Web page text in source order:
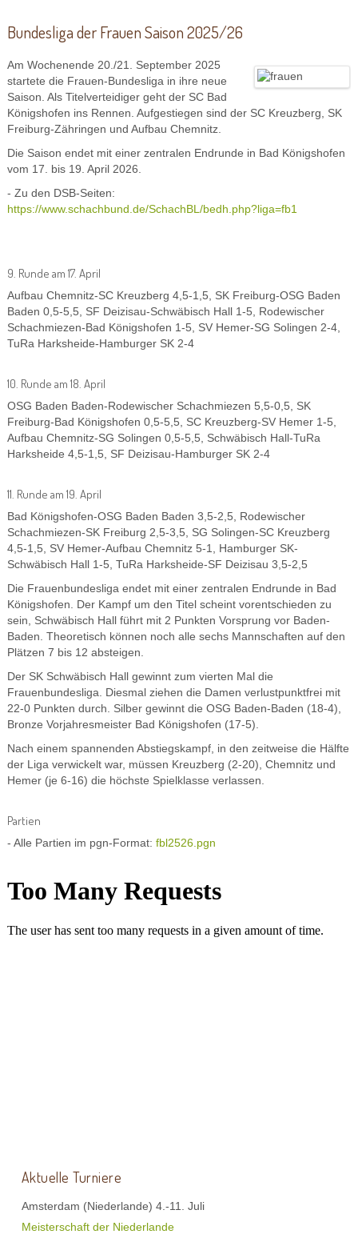
Bundesliga der Frauen Saison 2025/26
Am Wochenende 20./21. September 2025
startete die Frauen-Bundesliga in ihre neue
Saison. Als Titelverteidiger geht der SC Bad
Königshofen ins Rennen. Aufgestiegen sind der SC Kreuzberg, SK
Freiburg-Zähringen und Aufbau Chemnitz.
Die Saison endet mit einer zentralen Endrunde in Bad Königshofen
vom 17. bis 19. April 2026.
- Zu den DSB-Seiten:
https://www.schachbund.de/SchachBL/bedh.php?liga=fb1
9. Runde am 17. April
Aufbau Chemnitz-SC Kreuzberg 4,5-1,5, SK Freiburg-OSG Baden
Baden 0,5-5,5, SF Deizisau-Schwäbisch Hall 1-5, Rodewischer
Schachmiezen-Bad Königshofen 1-5, SV Hemer-SG Solingen 2-4,
TuRa Harksheide-Hamburger SK 2-4
10. Runde am 18. April
OSG Baden Baden-Rodewischer Schachmiezen 5,5-0,5, SK
Freiburg-Bad Königshofen 0,5-5,5, SC Kreuzberg-SV Hemer 1-5,
Aufbau Chemnitz-SG Solingen 0,5-5,5, Schwäbisch Hall-TuRa
Harksheide 4,5-1,5, SF Deizisau-Hamburger SK 2-4
11. Runde am 19. April
Bad Königshofen-OSG Baden Baden 3,5-2,5, Rodewischer
Schachmiezen-SK Freiburg 2,5-3,5, SG Solingen-SC Kreuzberg
4,5-1,5, SV Hemer-Aufbau Chemnitz 5-1, Hamburger SK-
Schwäbisch Hall 1-5, TuRa Harksheide-SF Deizisau 3,5-2,5
Die Frauenbundesliga endet mit einer zentralen Endrunde in Bad
Königshofen. Der Kampf um den Titel scheint vorentschieden zu
sein, Schwäbisch Hall führt mit 2 Punkten Vorsprung vor Baden-
Baden. Theoretisch können noch alle sechs Mannschaften auf den
Plätzen 7 bis 12 absteigen.
Der SK Schwäbisch Hall gewinnt zum vierten Mal die
Frauenbundesliga. Diesmal ziehen die Damen verlustpunktfrei mit
22-0 Punkten durch. Silber gewinnt die OSG Baden-Baden (18-4),
Bronze Vorjahresmeister Bad Königshofen (17-5).
Nach einem spannenden Abstiegskampf, in den zeitweise die Hälfte
der Liga verwickelt war, müssen Kreuzberg (2-20), Chemnitz und
Hemer (je 6-16) die höchste Spielklasse verlassen.
Partien
- Alle Partien im pgn-Format: fbl2526.pgn
Aktuelle Turniere
Amsterdam (Niederlande) 4.-11. Juli
Meisterschaft der Niederlande